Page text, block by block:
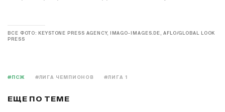
ВСЕ ФОТО: KEYSTONE PRESS AGENCY, IMAGO-IMAGES.DE, AFLO/GLOBAL LOOK
PRESS
#ПСЖ #ЛИГА ЧЕМПИОНОВ #ЛИГА 1
ЕЩЕ ПО ТЕМЕ